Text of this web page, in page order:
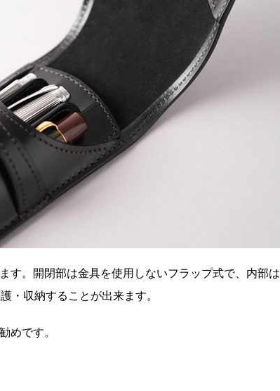
す。開閉部は金具を使用しないフラップ式で、内部は
・収納することが出来ます。
めです。